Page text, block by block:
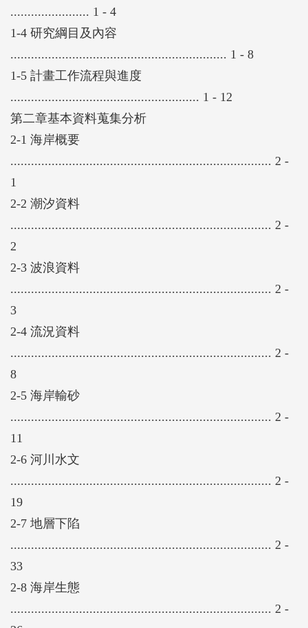
海岸環境營造改善方案分析部分，業針對鯤鯓海堤段
考量防災抗浪、海岸景觀、環境資源、自然生態、產
業發展、景觀遊憩等功能，研擬海岸環境營造改善方
案，探討各種改善策略與方案之效能，提出較佳及可
行之方案，並說明各方案之經費估算、效益及相關應
配合措施。
因應氣候變遷研擬海岸防護設施改善評估基準分析，
已蒐集水利署2010年「強化台灣西南地區因應氣候變
遷海岸災害調過能力研究計畫(1/2)」成果與氣候變遷
相關研究資料，彙整設計條件同時考量未來氣候變遷
水位抬升，依最新地形進行波場演算，配合波浪溯上
與越波量推估模式，進行海岸防護設施改善評估基準
與因應氣候變遷調適策略與非工程措施規劃。
....................... 1 - 4
1-4 研究綱目及內容
............................................................... 1 - 8
1-5 計畫工作流程與進度
....................................................... 1 - 12
第二章基本資料蒐集分析
2-1 海岸概要
............................................................................ 2 -
1
2-2 潮汐資料
............................................................................ 2 -
2
2-3 波浪資料
............................................................................ 2 -
3
2-4 流況資料
............................................................................ 2 -
8
2-5 海岸輸砂
............................................................................ 2 -
11
2-6 河川水文
............................................................................ 2 -
19
2-7 地層下陷
............................................................................ 2 -
33
2-8 海岸生態
............................................................................ 2 -